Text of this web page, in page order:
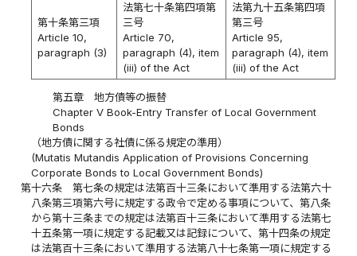
第十条第三項
Article 10,
paragraph (3)
法第七十条第四項第
三号
Article 70,
paragraph (4), item
(iii) of the Act
法第九十五条第四項
第三号
Article 95,
paragraph (4), item
(iii) of the Act
第五章 地方債等の振替
Chapter V Book-Entry Transfer of Local Government
Bonds
（地方債に関する社債に係る規定の準用）
(Mutatis Mutandis Application of Provisions Concerning
Corporate Bonds to Local Government Bonds)
第十六条
第七条の規定は法第百十三条において準用する法第六十
八条第三項第六号に規定する政令で定める事項について、第八条
から第十三条までの規定は法第百十三条において準用する法第七
十五条第一項に規定する記載又は記録について、第十四条の規定
は法第百十三条において準用する法第八十七条第一項に規定する